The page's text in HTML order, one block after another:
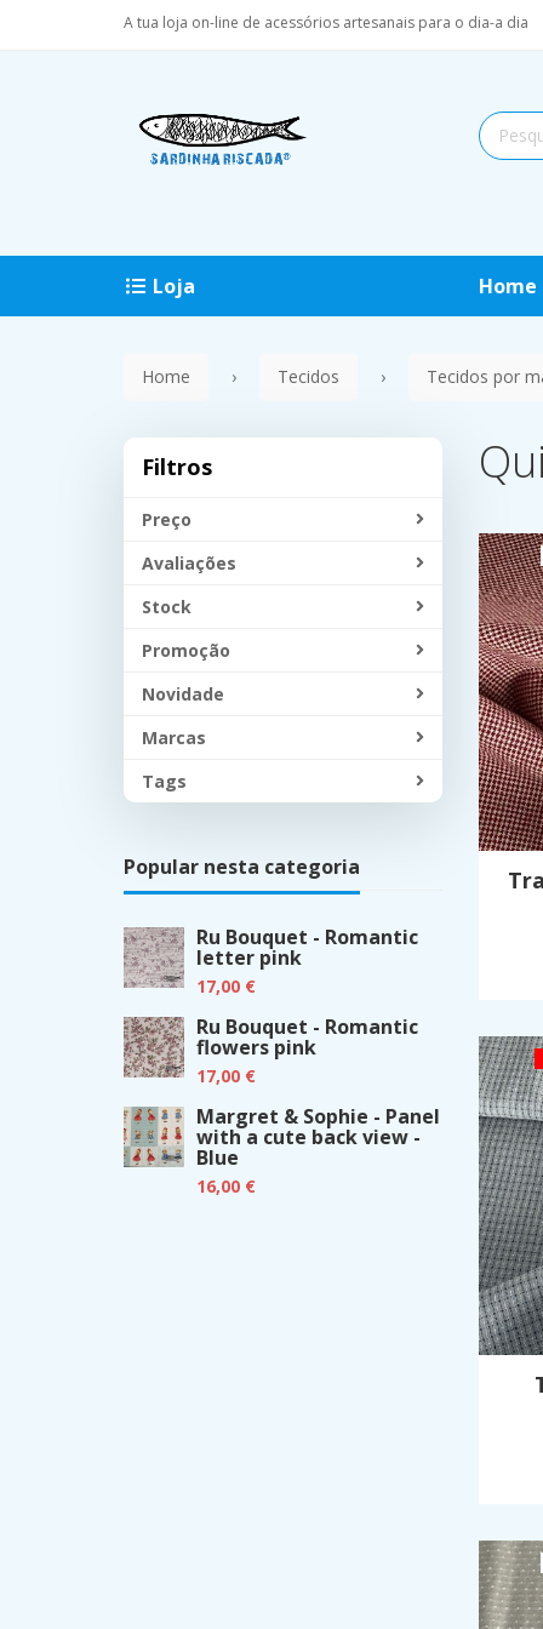
A tua loja on-line de acessórios artesanais para o dia-a dia
Home
Loja
Home Tecidos Tecidos por
Filtros
Preço
Avaliações
Stock
Promoção
Novidade
Marcas
Tags
Popular nesta categoria
Ru Bouquet - Romantic
letter pink
17,00 €
Ru Bouquet - Romantic
flowers pink
17,00 €
Margret & Sophie - Panel
with a cute back view -
Blue
16,00 €